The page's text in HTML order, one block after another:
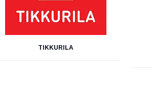
TIKKURILA